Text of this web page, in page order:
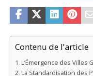
Contenu de l'article
L’Émergence des Villes
La Standardisation des